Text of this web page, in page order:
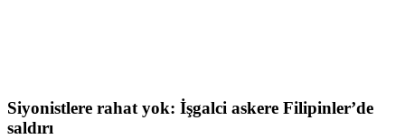
Siyonistlere rahat yok: İşgalci askere Filipinler’de
saldırı